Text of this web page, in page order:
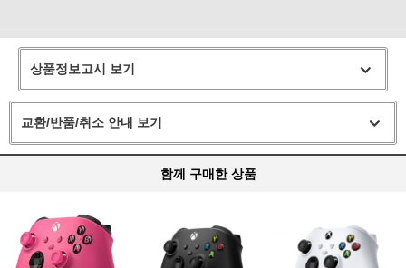
상품정보고시 보기
교환/반품/취소 안내 보기
함께 구매한 상품